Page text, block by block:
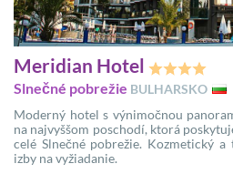
Meridian Hotel
Slnečné pobrežie BULHARSKO
Moderný hotel s výnimočnou
na najvyššom poschodí, ktorá
celé Slnečné pobrežie. Kozmetický
izby na vyžiadanie.